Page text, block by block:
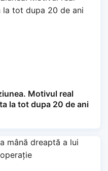
Motivul real
la tot dupa 20 de ani